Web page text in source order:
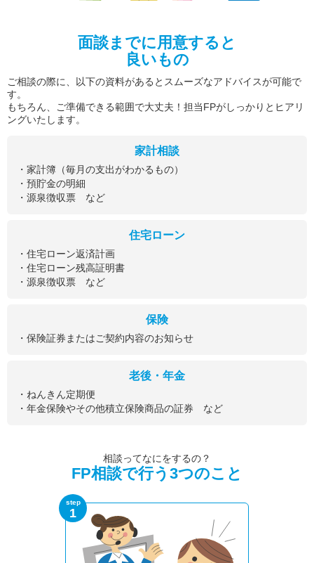
面談までに用意すると
良いもの
ご相談の際に、以下の資料があるとスムーズなアドバイスが可能で
す。
もちろん、ご準備できる範囲で大丈夫！担当FPがしっかりとヒアリ
ングいたします。
家計相談
・家計簿（毎月の支出がわかるもの）
・預貯金の明細
・源泉徴収票 など
住宅ローン
・住宅ローン返済計画
・住宅ローン残高証明書
・源泉徴収票 など
保険
・保険証券またはご契約内容のお知らせ
老後・年金
・ねんきん定期便
・年金保険やその他積立保険商品の証券 など
相談ってなにをするの？
FP相談で行う3つのこと
step
1